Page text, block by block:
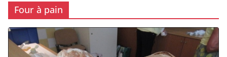
Four à pain